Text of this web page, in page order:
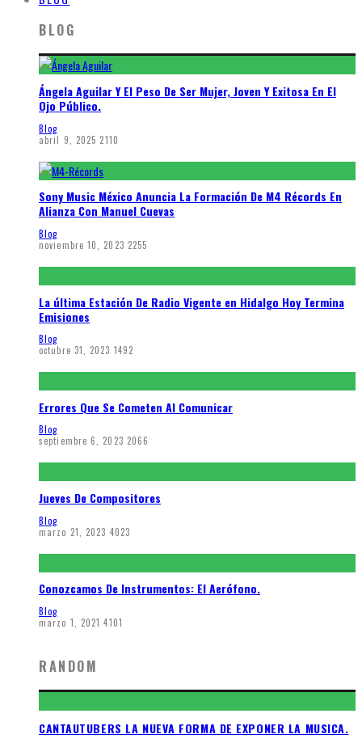
BLOG
Ángela Aguilar Y El Peso De Ser Mujer, Joven Y Exitosa En El
Ojo Público.
Blog
abril 9, 2025 2110
Sony Music México Anuncia La Formación De M4 Récords En
Alianza Con Manuel Cuevas
Blog
noviembre 10, 2023 2255
La última Estación De Radio Vigente en Hidalgo Hoy Termina
Emisiones
Blog
octubre 31, 2023 1492
Errores Que Se Cometen Al Comunicar
Blog
septiembre 6, 2023 2066
Jueves De Compositores
Blog
marzo 21, 2023 4023
Conozcamos De Instrumentos: El Aerófono.
Blog
marzo 1, 2021 4101
RANDOM
CANTAUTUBERS LA NUEVA FORMA DE EXPONER LA MUSICA.